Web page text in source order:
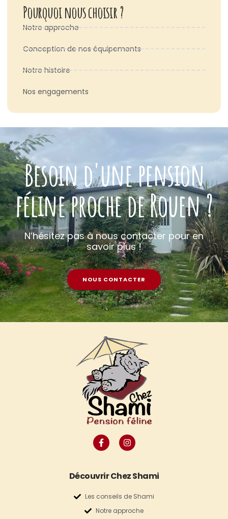
Pourquoi nous choisir ?
Notre approche
Conception de nos équipements
Notre histoire
Nos engagements
Besoin d'une pension
féline proche de Rouen ?
N’hésitez pas à nous contacter pour en
savoir plus !
NOUS CONTACTER
Découvrir Chez Shami
Les conseils de Shami
Notre approche